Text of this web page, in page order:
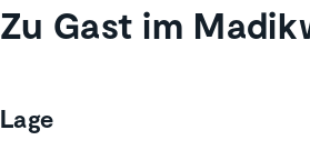
Zu Gast im
Lage